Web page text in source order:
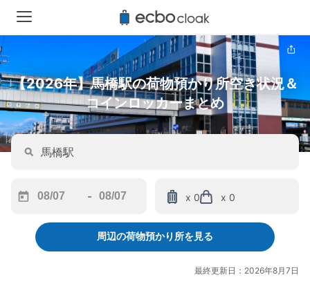
【2026年】馬橋駅の荷物預かり所空き状況＆
コインロッカーまとめ
forward
interact
-
backward
to
interact
x 0 x 0
周辺の荷物預かり所を見る
最終更新日：2026年8月7日